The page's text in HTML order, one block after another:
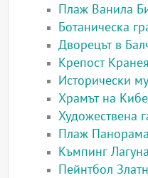
Плаж Ванила
Ботаническа
Дворецът в
Крепост Кранея
Исторически
Храмът на
Художествена
Плаж Панорама
Къмпинг Лагуна
Пейнтбол